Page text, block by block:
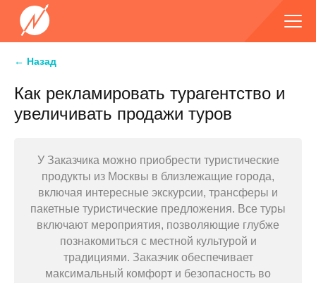
← Назад
Как рекламировать турагентство и
увеличивать продажи туров
У Заказчика можно приобрести туристические
продукты из Москвы в близлежащие города,
включая интересные экскурсии, трансферы и
пакетные туристические предложения. Все туры
включают мероприятия, позволяющие глубже
познакомиться с местной культурой и
традициями. Заказчик обеспечивает
максимальный комфорт и безопасность во